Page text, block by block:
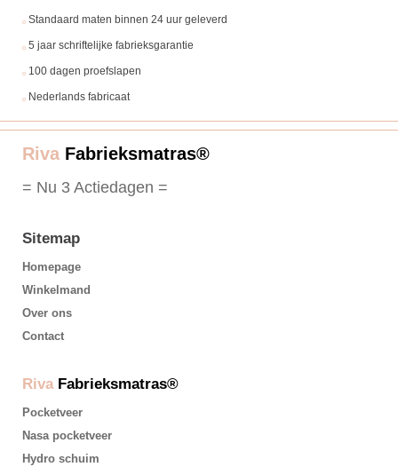
Standaard maten binnen 24 uur geleverd
5 jaar schriftelijke fabrieksgarantie
100 dagen proefslapen
Nederlands fabricaat
Riva Fabrieksmatras®
= Nu 3 Actiedagen =
Sitemap
Homepage
Winkelmand
Over ons
Contact
Riva Fabrieksmatras®
Pocketveer
Nasa pocketveer
Hydro schuim